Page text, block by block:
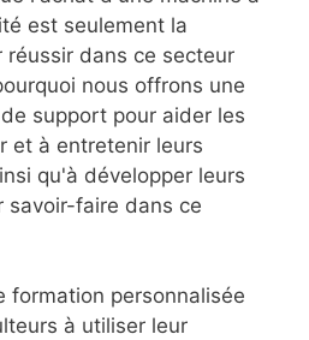
est seulement la
réussir dans ce secteur
nous offrons une
support pour aider les
et à entretenir leurs
qu'à développer leurs
savoir-faire dans ce
formation personnalisée
à utiliser leur